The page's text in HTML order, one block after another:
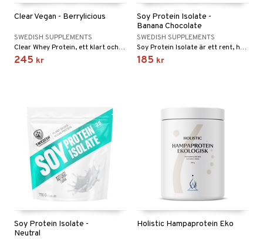
Clear Vegan - Berrylicious
SWEDISH SUPPLEMENTS
Clear Whey Protein, ett klart och uppfriskande proteindryckspulver baserat på ärtpeptid.
245 kr
Soy Protein Isolate -
Banana Chocolate
SWEDISH SUPPLEMENTS
Soy Protein Isolate är ett rent, högkoncentrerat växtbaserat proteintillskott framställt av sojabönor
185 kr
Soy Protein Isolate -
Neutral
Holistic Hampaprotein Eko